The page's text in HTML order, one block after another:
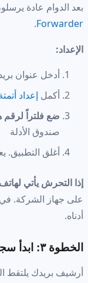
بعد الدوام عادة
Forwarder
.
الإعداد:
أدخل عنوان بريد
أكمل إعداد
ضع فلتراً
صندوق الأدلة
أغلق
إذا التحرش يأتي
على جهاز الشركة. في
أدناه.
الخطوة ٣: ابدأ سجل حوادث معاصر
أرشيف بريدك يلتقط